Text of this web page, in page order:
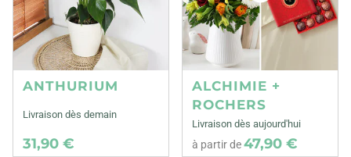
ANTHURIUM
Livraison dès demain
31,90 €
ALCHIMIE +
ROCHERS
Livraison dès aujourd'hui
à partir de47,90 €